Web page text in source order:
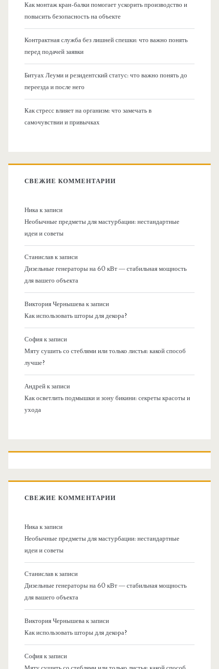
Как монтаж кран-балки помогает ускорить производство и
повысить безопасность на объекте
Контрактная служба без лишней спешки: что важно понять
перед подачей заявки
Битуах Леуми и резидентский статус: что важно понять до
переезда и после него
Как стресс влияет на организм: что замечать в
самочувствии и привычках
СВЕЖИЕ КОММЕНТАРИИ
Никак записи
Необычные предметы для мастурбации: нестандартные
идеи и советы
Станиславк записи
Дизельные генераторы на 60 кВт — стабильная мощность
для вашего объекта
Виктория Чернышевак записи
Как использовать шторы для декора?
Софияк записи
Мяту сушить со стеблями или только листья: какой способ
лучше?
Андрейк записи
Как осветлить подмышки и зону бикини: секреты красоты и
ухода
СВЕЖИЕ КОММЕНТАРИИ
Никак записи
Необычные предметы для мастурбации: нестандартные
идеи и советы
Станиславк записи
Дизельные генераторы на 60 кВт — стабильная мощность
для вашего объекта
Виктория Чернышевак записи
Как использовать шторы для декора?
Софияк записи